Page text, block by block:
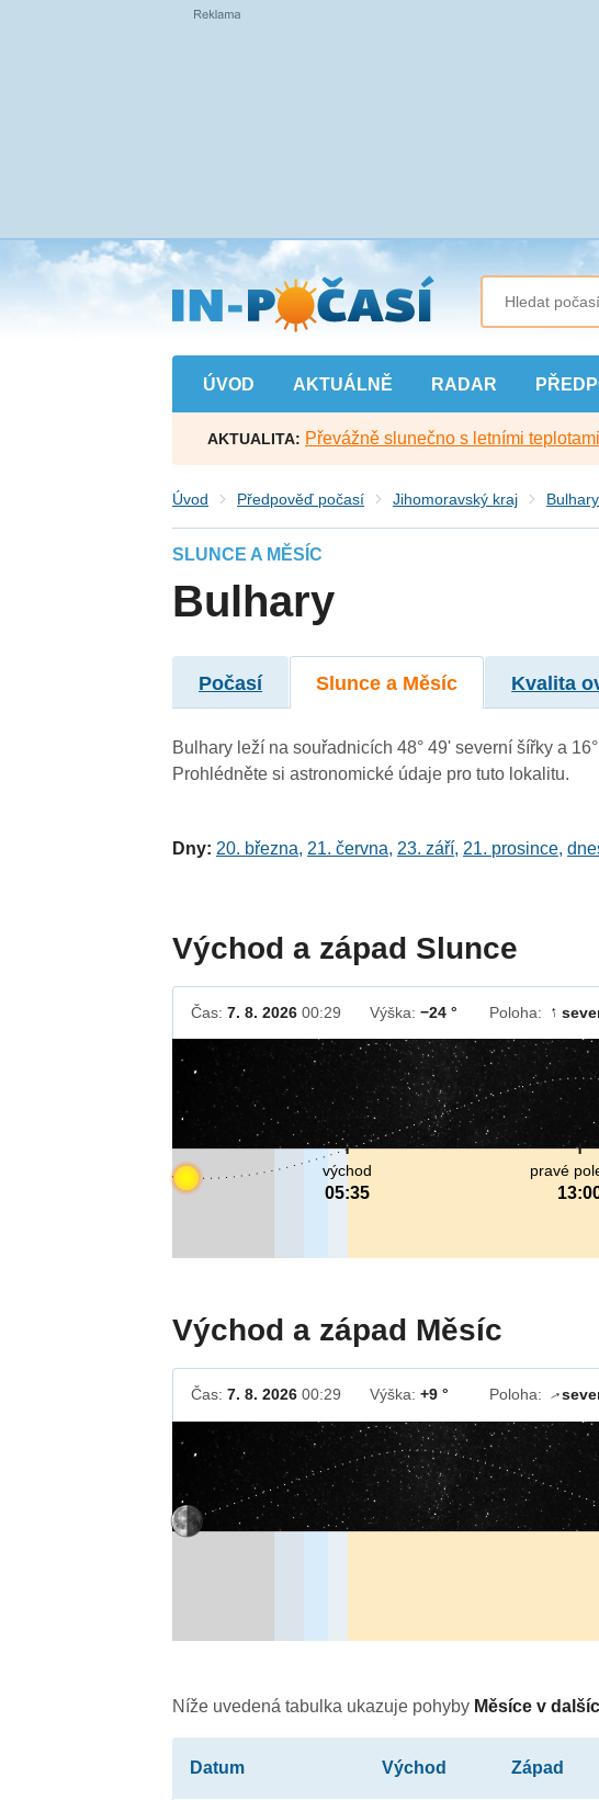
Přejít
na
hlavní
obsah
ÚVOD AKTUÁLNĚ RADAR
AKTUALITA: Převážně slunečno s letními teplotami
Úvod Předpověď počasí Jihomoravský kraj Bulhary
SLUNCE A MĚSÍC
Bulhary
Počasí Slunce a Měsíc Kvalita
Bulhary leží na souřadnicích 48° 49' severní šířky a
Prohlédněte si astronomické údaje pro tuto lokalitu.
Dny: 20. března, 21. června, 23. září, 21. prosince,
Východ a západ Slunce
Čas:7. 8. 2026 00:29 Výška:−24 ° Poloha: ↓
pravé
východ
05:35
Východ a západ Měsíc
Čas:7. 8. 2026 00:29 Výška:+9 ° Poloha: ↓
Níže uvedená tabulka ukazuje pohyby Měsíce v
Datum Východ Západ